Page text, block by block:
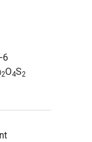
6
2O4S2